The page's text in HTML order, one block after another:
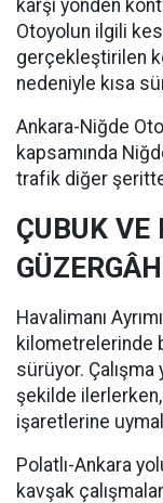
karşı yönden
Otoyolun ilgili
gerçekleştirilen
nedeniyle kısa
Ankara-Niğde
kapsamında
trafik diğer
ÇUBUK VE
Havalimanı
kilometrelerinde
sürüyor.
şekilde
işaretlerine
Polatlı-Ankara
kavşak